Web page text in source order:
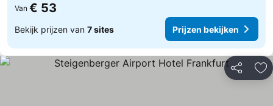
Van € 53
Bekijk prijzen van 7 sites Prijzen bekijken
Delen